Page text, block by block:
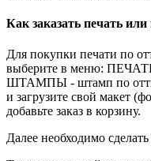
Как заказать печать
Для покупки печати по
выберите в меню:
ШТАМПЫ - штамп по
и загрузите свой макет
добавьте заказ в корзину.
Далее необходимо